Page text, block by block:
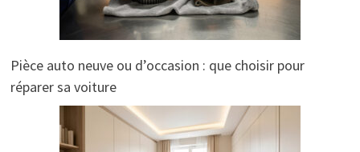
Pièce auto neuve ou d’occasion : que choisir pour
réparer sa voiture